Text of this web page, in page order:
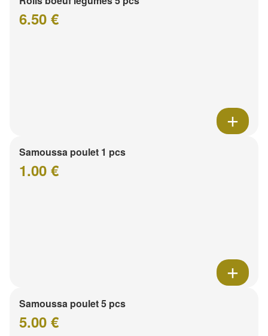
6.50 €
Samoussa poulet 1 pcs
1.00 €
Samoussa poulet 5 pcs
5.00 €